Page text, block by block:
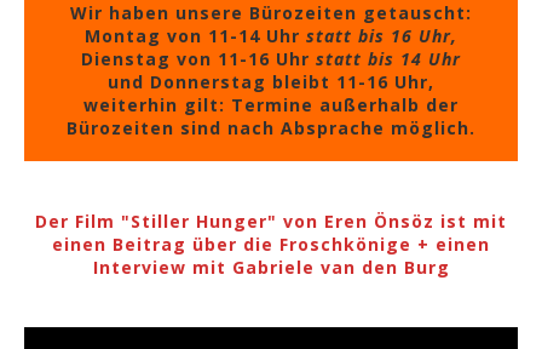
Wir haben unsere Bürozeiten getauscht:
Montag von 11-14 Uhr statt bis 16 Uhr,
Dienstag von 11-16 Uhr statt bis 14 Uhr
und Donnerstag bleibt 11-16 Uhr,
weiterhin gilt: Termine außerhalb der
Bürozeiten sind nach Absprache möglich.
Der Film "Stiller Hunger" von Eren Önsöz ist mit
einen Beitrag über die Froschkönige + einen
Interview mit Gabriele van den Burg